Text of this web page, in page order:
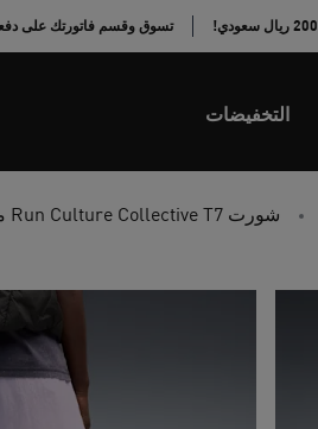
تسوق وقسم فاتورتك على
التخفيضات
شورت Run Culture Collective T7 منسوج بطول 4 بوصات للنساء